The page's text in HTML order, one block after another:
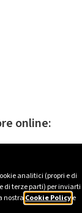
analitici (propri e di
di terze parti) per inviarti
nostra Cookie Policye
online: